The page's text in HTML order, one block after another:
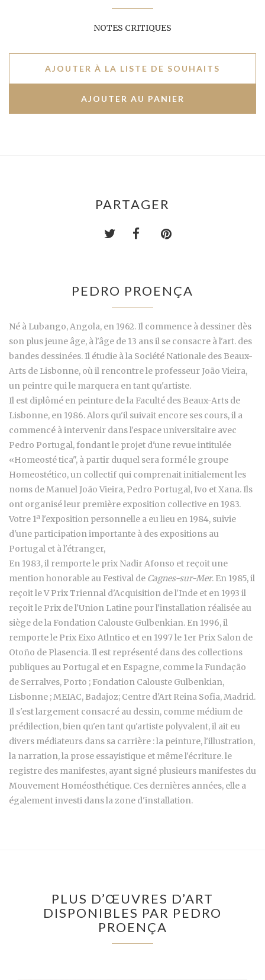
NOTES CRITIQUES
AJOUTER À LA LISTE DE SOUHAITS
PARTAGER
PEDRO PROENÇA
Né à Lubango, Angola, en 1962. Il commence à dessiner dès
son plus jeune âge, à l'âge de 13 ans il se consacre à l'art. des
bandes dessinées. Il étudie à la Société Nationale des Beaux-
Arts de Lisbonne, où il rencontre le professeur João Vieira,
un peintre qui le marquera en tant qu'artiste.
Il est diplômé en peinture de la Faculté des Beaux-Arts de
Lisbonne, en 1986. Alors qu'il suivait encore ses cours, il a
commencé à intervenir dans l'espace universitaire avec
Pedro Portugal, fondant le projet d'une revue intitulée
«Homeosté tica", à partir duquel sera formé le groupe
Homeostético, un collectif qui comprenait initialement les
noms de Manuel João Vieira, Pedro Portugal, Ivo et Xana. Ils
ont organisé leur première exposition collective en 1983.
Votre 1ª l'exposition personnelle a eu lieu en 1984, suivie
d'une participation importante à des expositions au
Portugal et à l'étranger,
En 1983, il remporte le prix Nadir Afonso et reçoit une
mention honorable au Festival de Cagnes-sur-Mer. En 1985, il
reçoit le V Prix Triennal d'Acquisition de l'Inde et en 1993 il
reçoit le Prix de l'Union Latine pour l'installation réalisée au
siège de la Fondation Calouste Gulbenkian. En 1996, il
remporte le Prix Eixo Atlntico et en 1997 le 1er Prix Salon de
Otoño de Plasencia. Il est représenté dans des collections
publiques au Portugal et en Espagne, comme la Fundação
de Serralves, Porto ; Fondation Calouste Gulbenkian,
Lisbonne ; MEIAC, Badajoz; Centre d'Art Reina Sofia, Madrid.
Il s'est largement consacré au dessin, comme médium de
prédilection, bien qu'en tant qu'artiste polyvalent, il ait eu
divers médiateurs dans sa carrière : la peinture, l'illustration,
la narration, la prose essayistique et même l'écriture. le
registre des manifestes, ayant signé plusieurs manifestes du
Mouvement Homéosthétique. Ces dernières années, elle a
également investi dans la zone d'installation.
PLUS D’ŒUVRES D’ART
DISPONIBLES PAR PEDRO
PROENÇA